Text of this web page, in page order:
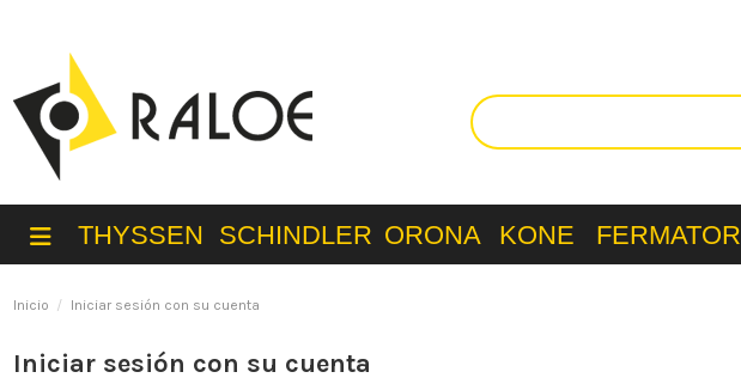
THYSSEN SCHINDLER ORONA KONE FERMATOR
Inicio Iniciar sesión con su cuenta
Iniciar sesión con su cuenta